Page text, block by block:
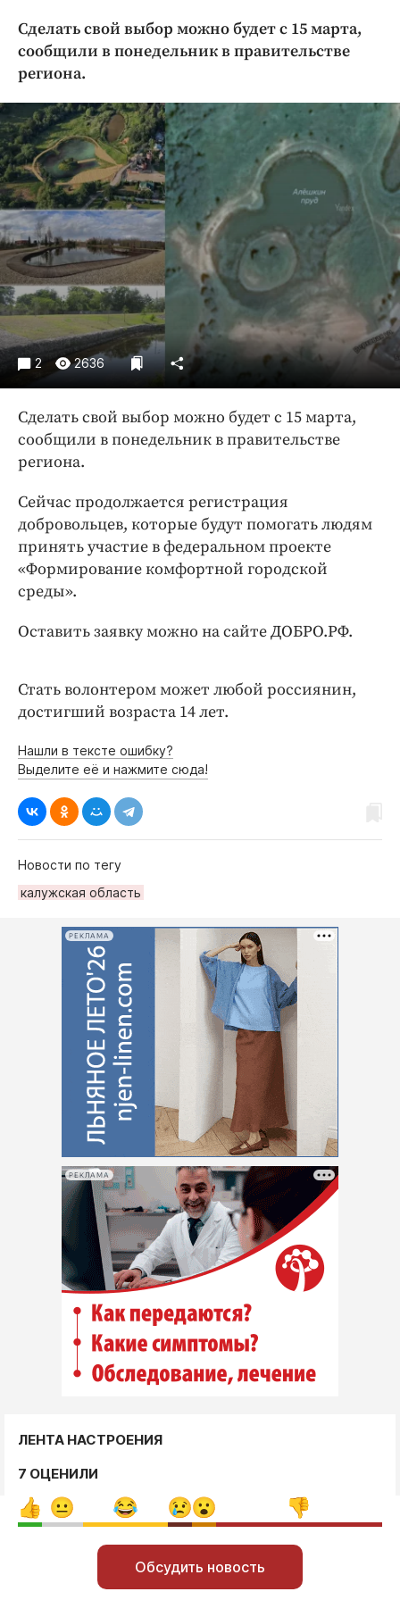
Культура
Общество
Погода
Праздники
Происшествия
Спорт
Экономика и бизнес
ПРОЕКТЫ
Блоги
Издания
Медиаперсона
Бренд года
Сделать свой выбор можно будет с 15 марта,
сообщили в понедельник в правительстве
региона.
2 2636
Сделать свой выбор можно будет с 15 марта,
сообщили в понедельник в правительстве
региона.
Сейчас продолжается регистрация
добровольцев, которые будут помогать людям
принять участие в федеральном проекте
«Формирование комфортной городской
среды».
Оставить заявку можно на сайте ДОБРО.РФ.
Стать волонтером может любой россиянин,
достигший возраста 14 лет.
Нашли в тексте ошибку?
Выделите её и нажмите сюда!
Новости по тегу
калужская область
РЕКЛАМА
РЕКЛАМА
ЛЕНТА НАСТРОЕНИЯ
7 ОЦЕНИЛИ
Обсудить новость